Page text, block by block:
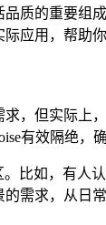
质的重要组
应用，帮助
，但实际上
有效隔绝，
比如，有
需求，从日